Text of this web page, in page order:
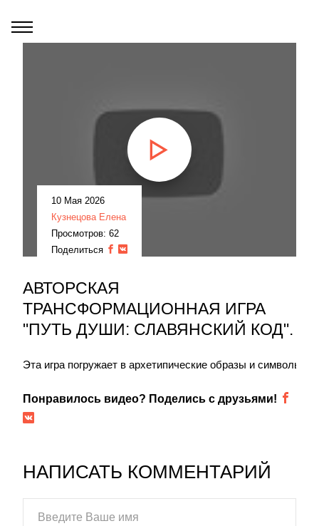
АВТОРСКАЯ
ТРАНСФОРМАЦИОННАЯ ИГРА
"ПУТЬ ДУШИ: СЛАВЯНСКИЙ КОД".
10 Мая 2026
Кузнецова Елена
Просмотров: 62
Поделиться
Эта игра погружает в архетипические образы и символы
Понравилось видео? Поделись с друзьями!
НАПИСАТЬ КОММЕНТАРИЙ